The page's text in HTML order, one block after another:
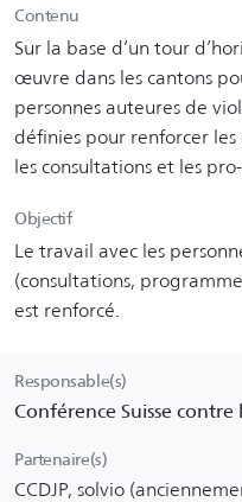
Contenu
Sur la base d’un tour
œuvre dans les cantons
personnes auteures de
définies pour renforcer
les consultations et les
Objectif
Le travail avec les
(consultations,
est renforcé.
Responsable(s)
Conférence Suisse
Partenaire(s)
CCDJP, solvio